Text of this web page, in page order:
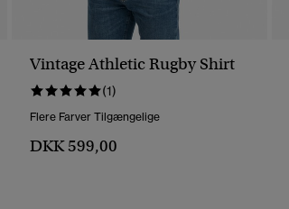
Vintage Athletic Rugby Shirt
(1)
Flere Farver Tilgængelige
DKK 599,00